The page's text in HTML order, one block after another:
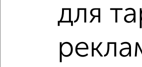
2-к квартиры
Поиск по схожим параметрам:
жилой комплекс Зелёный Парк
на улице Георгиевский проспект
для